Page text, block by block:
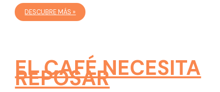
LA
FRESCURA
EN
DESCUBRE MÁS »
EL CAFÉ NECESITA
REPOSAR